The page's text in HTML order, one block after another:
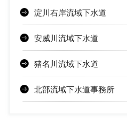
淀川右岸流域下水道
安威川流域下水道
猪名川流域下水道
北部流域下水道事務所